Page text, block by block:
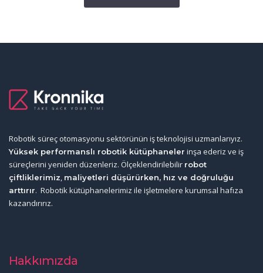
Robotik süreç otomasyonu sektörünün iş teknolojisi uzmanlarıyız.
Yüksek performanslı robotik kütüphaneler inşa ederiz ve iş
süreçlerini yeniden düzenleriz. Ölçeklendirilebilir robot
çiftliklerimiz, maliyetleri düşürürken, hız ve doğruluğu
arttırır. Robotik kütüphanelerimiz ile işletmelere kurumsal hafıza
kazandırırız.
Hakkımızda